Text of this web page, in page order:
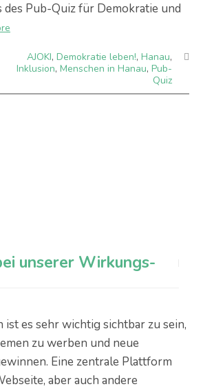
des Pub-Quiz für Demokratie und
AJOKI, Demokratie leben!, Hanau,
Inklusion, Menschen in Hanau, Pub-
Quiz
unserer Wirkungs-
ist es sehr wichtig sichtbar zu sein,
zu werben und neue
Eine zentrale Plattform
aber auch andere